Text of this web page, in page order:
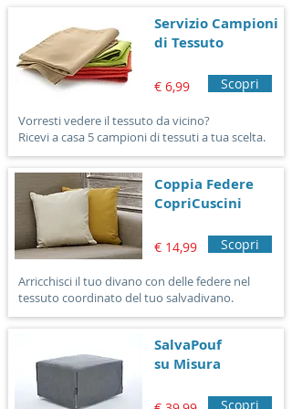
TRATTAMENTO IMPERMEABILE:
Dopo il lavaggio si consiglia di
stirare il tessuto al rovescio per
riattivare il trattamento
CONSIGLI DI MANUTENZIONE:
Non lavare con detersivi
aggressivi o molto forti.
Servizio Campioni
di Tessuto
€ 6,99 Scopri
Vorresti vedere il tessuto da vicino?
Ricevi a casa 5 campioni di tessuti a tua scelta.
Coppia Federe
CopriCuscini
€ 14,99 Scopri
Arricchisci il tuo divano con delle federe nel
tessuto coordinato del tuo salvadivano.
SalvaPouf
su Misura
Scopri